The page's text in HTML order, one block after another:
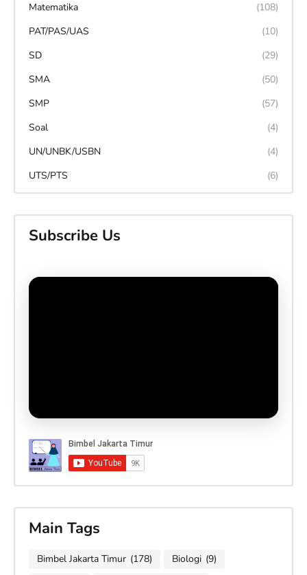
Matematika
(108)
PAT/PAS/UAS
(10)
SD
(29)
SMA
(50)
SMP
(57)
Soal
(4)
UN/UNBK/USBN
(4)
UTS/PTS
(6)
Subscribe Us
Main Tags
Bimbel Jakarta Timur (178) Biologi (9)